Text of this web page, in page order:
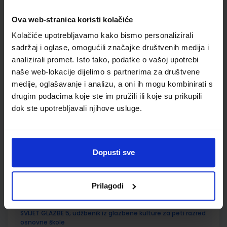
Ova web-stranica koristi kolačiće
Kolačiće upotrebljavamo kako bismo personalizirali
sadržaj i oglase, omogućili značajke društvenih medija i
analizirali promet. Isto tako, podatke o vašoj upotrebi
naše web-lokacije dijelimo s partnerima za društvene
medije, oglašavanje i analizu, a oni ih mogu kombinirati s
drugim podacima koje ste im pružili ili koje su prikupili
dok ste upotrebljavali njihove usluge.
Dopusti sve
Prilagodi
ŠIFRA OMOTA: 500159
Udžbenik Omot
VREMEPLOV 5; radna bilježnica iz povijesti za 5. razred
osnovne škole
Autor(i):
Manuela Kujundžić Šime Labor
Nakladnik:PROFIL KLETT d.o.o. Registarski broj ministarstva:
SKU:775056 CIJENA:11,00 €
Omot
SVIJET GLAZBE 5; udžbenik iz glazbene kulture za peti razred
osnovne škole